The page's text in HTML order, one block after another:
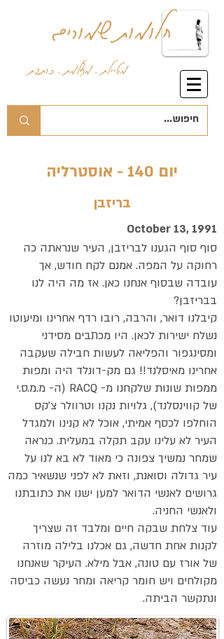
חלומות שמורים
מטיילת . מצלמת . כותבת
יום 140 - אוסטרליה
בריזבן
October 13, 1991
סוף סוף הגענו לבריזבן, העיר שנראתה כה
רחוקה על המפה. אמנם לקח חודש, אך
עובדה שבסוף אנחנו כאן. אז מה היה לנו
בבריזבן?
קיבלנו דואר, והרבה, רובו רדף אחרינו ומיעוטו
נשלח ישירות לכאן. היו מכתבים מסידני
ומסינגפור והפליאה לעשות חבילה שעקבה
אחרינו מאיסלנד!! גם מק-דונלד היה ומפות
ממפות שונות שלקחנו מ- RACQ (ה- מ.מ.ס.י
של קווינסלנד), גלויות נקנו וטרוולר צ'קס
הוחלפו לכסף אמיתי, אוכל לא קנינו ולמגדל
העיר לא עלינו עקב תקלה במעלית. כנראה
שמחר נמשיך צפונה כי מאוד לא בא לנו על
עיר גדולה וסואנת, וזאת לא לפני שנשאיר כמה
גרושים לאנשי הדואר למען ישנו את כתובתנו
ולאנשי החניה.
עוד צלחת שבקה חיים ומלבד זה שצריך
לקנות אחת חדשה, גם אכלנו בלילה מוזרה
של אורז עם טונה, אבל מילא. העיקר שאנחנו
מקולחים ויש חומר קריאה ומחר נעשה כביסה
ונתקשר הביתה.